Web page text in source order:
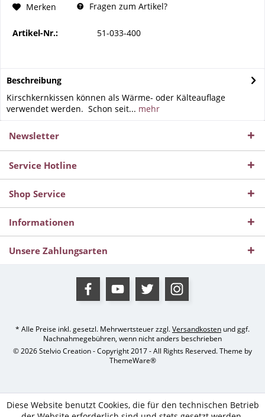
Merken Fragen zum Artikel?
Artikel-Nr.: 51-033-400
Beschreibung
Kirschkernkissen können als Wärme- oder Kälteauflage
verwendet werden. Schon seit... mehr
Newsletter
Service Hotline
Shop Service
Informationen
Unsere Zahlungsarten
* Alle Preise inkl. gesetzl. Mehrwertsteuer zzgl.Versandkosten und ggf.
Nachnahmegebühren, wenn nicht anders beschrieben
© 2026 Stelvio Creation - Copyright 2017 - All Rights Reserved. Theme by
ThemeWare®
Diese Website benutzt Cookies, die für den technischen Betrieb